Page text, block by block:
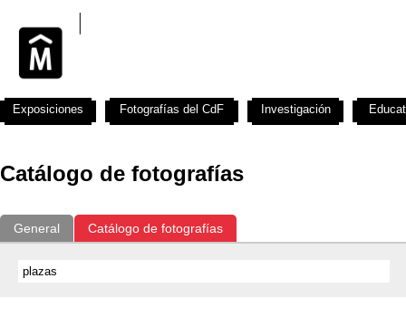
Catálogo de fotografías
General Catálogo de fotografías
Exposiciones Fotografías del CdF Investigación